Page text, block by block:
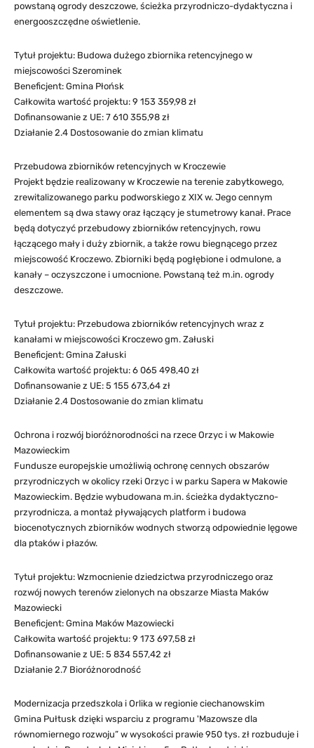
powstaną ogrody deszczowe, ścieżka przyrodniczo-dydaktyczna i
energooszczędne oświetlenie.
Tytuł projektu: Budowa dużego zbiornika retencyjnego w
miejscowości Szerominek
Beneficjent: Gmina Płońsk
Całkowita wartość projektu: 9 153 359,98 zł
Dofinansowanie z UE: 7 610 355,98 zł
Działanie 2.4 Dostosowanie do zmian klimatu
Przebudowa zbiorników retencyjnych w Kroczewie
Projekt będzie realizowany w Kroczewie na terenie zabytkowego,
zrewitalizowanego parku podworskiego z XIX w. Jego cennym
elementem są dwa stawy oraz łączący je stumetrowy kanał. Prace
będą dotyczyć przebudowy zbiorników retencyjnych, rowu
łączącego mały i duży zbiornik, a także rowu biegnącego przez
miejscowość Kroczewo. Zbiorniki będą pogłębione i odmulone, a
kanały – oczyszczone i umocnione. Powstaną też m.in. ogrody
deszczowe.
Tytuł projektu: Przebudowa zbiorników retencyjnych wraz z
kanałami w miejscowości Kroczewo gm. Załuski
Beneficjent: Gmina Załuski
Całkowita wartość projektu: 6 065 498,40 zł
Dofinansowanie z UE: 5 155 673,64 zł
Działanie 2.4 Dostosowanie do zmian klimatu
Ochrona i rozwój bioróżnorodności na rzece Orzyc i w Makowie
Mazowieckim
Fundusze europejskie umożliwią ochronę cennych obszarów
przyrodniczych w okolicy rzeki Orzyc i w parku Sapera w Makowie
Mazowieckim. Będzie wybudowana m.in. ścieżka dydaktyczno-
przyrodnicza, a montaż pływających platform i budowa
biocenotycznych zbiorników wodnych stworzą odpowiednie lęgowe
dla ptaków i płazów.
Tytuł projektu: Wzmocnienie dziedzictwa przyrodniczego oraz
rozwój nowych terenów zielonych na obszarze Miasta Maków
Mazowiecki
Beneficjent: Gmina Maków Mazowiecki
Całkowita wartość projektu: 9 173 697,58 zł
Dofinansowanie z UE: 5 834 557,42 zł
Działanie 2.7 Bioróżnorodność
Modernizacja przedszkola i Orlika w regionie ciechanowskim
Gmina Pułtusk dzięki wsparciu z programu 'Mazowsze dla
równomiernego rozwoju” w wysokości prawie 950 tys. zł rozbuduje i